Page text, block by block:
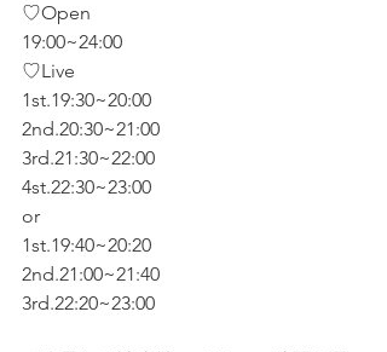
♡Open
19:00~24:00
♡Live
1st.19:30~20:00
2nd.20:30~21:00
3rd.21:30~22:00
4st.22:30~23:00
or
1st.19:40~20:20
2nd.21:00~21:40
3rd.22:20~23:00